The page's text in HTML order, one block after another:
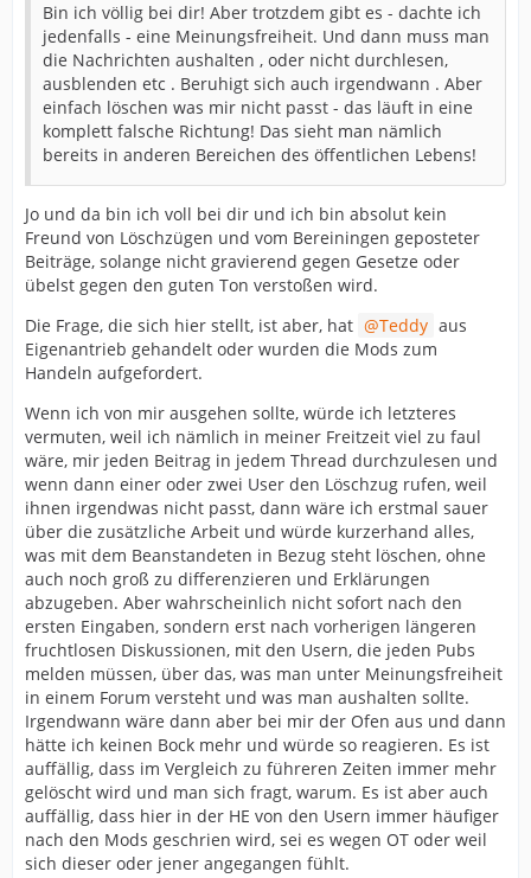
Bin ich völlig bei dir! Aber trotzdem gibt es - dachte ich
jedenfalls - eine Meinungsfreiheit. Und dann muss man
die Nachrichten aushalten , oder nicht durchlesen,
ausblenden etc . Beruhigt sich auch irgendwann . Aber
einfach löschen was mir nicht passt - das läuft in eine
komplett falsche Richtung! Das sieht man nämlich
bereits in anderen Bereichen des öffentlichen Lebens!
Jo und da bin ich voll bei dir und ich bin absolut kein
Freund von Löschzügen und vom Bereiningen geposteter
Beiträge, solange nicht gravierend gegen Gesetze oder
übelst gegen den guten Ton verstoßen wird.
Die Frage, die sich hier stellt, ist aber, hat
Teddy aus
Eigenantrieb gehandelt oder wurden die Mods zum
Handeln aufgefordert.
Wenn ich von mir ausgehen sollte, würde ich letzteres
vermuten, weil ich nämlich in meiner Freitzeit viel zu faul
wäre, mir jeden Beitrag in jedem Thread durchzulesen und
wenn dann einer oder zwei User den Löschzug rufen, weil
ihnen irgendwas nicht passt, dann wäre ich erstmal sauer
über die zusätzliche Arbeit und würde kurzerhand alles,
was mit dem Beanstandeten in Bezug steht löschen, ohne
auch noch groß zu differenzieren und Erklärungen
abzugeben. Aber wahrscheinlich nicht sofort nach den
ersten Eingaben, sondern erst nach vorherigen längeren
fruchtlosen Diskussionen, mit den Usern, die jeden Pubs
melden müssen, über das, was man unter Meinungsfreiheit
in einem Forum versteht und was man aushalten sollte.
Irgendwann wäre dann aber bei mir der Ofen aus und dann
hätte ich keinen Bock mehr und würde so reagieren. Es ist
auffällig, dass im Vergleich zu führeren Zeiten immer mehr
gelöscht wird und man sich fragt, warum. Es ist aber auch
auffällig, dass hier in der HE von den Usern immer häufiger
nach den Mods geschrien wird, sei es wegen OT oder weil
sich dieser oder jener angegangen fühlt.